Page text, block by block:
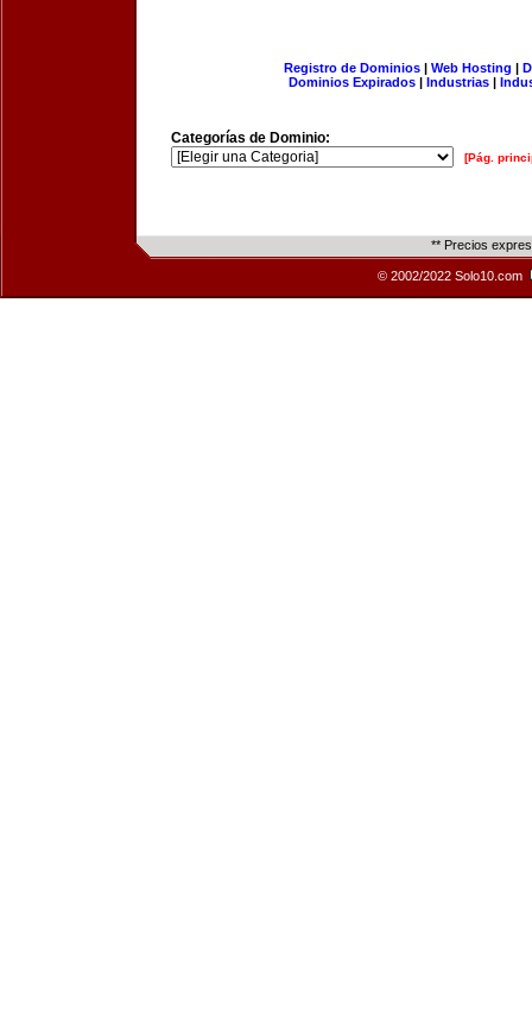
Registro de Dominios| Web Hosting |
Dominios Expirados | Industrias |
Categorías de Dominio:
[Pág.
** Precios
© 2002/2022 Solo10.com